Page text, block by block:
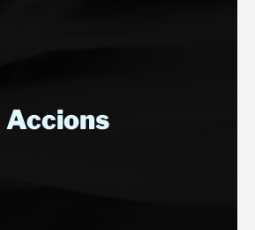
Accions